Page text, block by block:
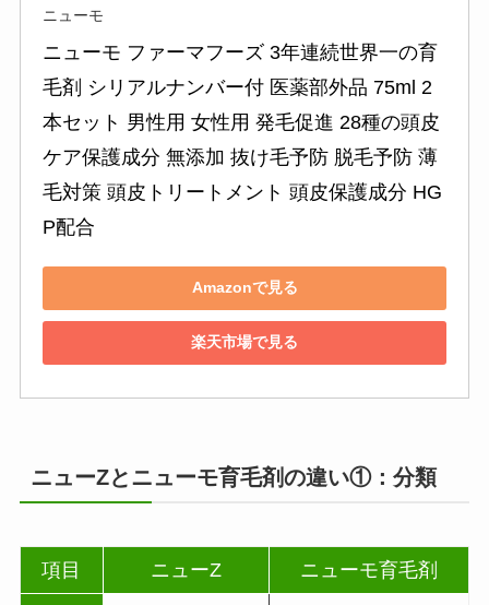
ニューモ
ニューモ ファーマフーズ 3年連続世界一の育
毛剤 シリアルナンバー付 医薬部外品 75ml 2
本セット 男性用 女性用 発毛促進 28種の頭皮
ケア保護成分 無添加 抜け毛予防 脱毛予防 薄
毛対策 頭皮トリートメント 頭皮保護成分 HG
P配合
Amazonで見る
楽天市場で見る
ニューZとニューモ育毛剤の違い①：分類
項目 ニューZ ニューモ育毛剤